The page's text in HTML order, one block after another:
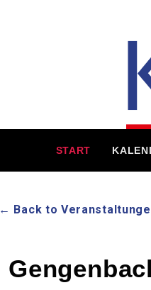
START
← Back to